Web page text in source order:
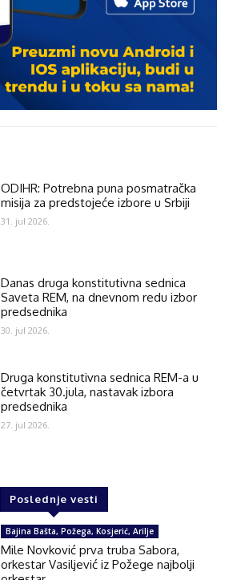
ODIHR: Potrebna puna posmatračka
misija za predstojeće izbore u Srbiji
31. jul 2026.
Danas druga konstitutivna sednica
Saveta REM, na dnevnom redu izbor
predsednika
30. jul 2026.
Druga konstitutivna sednica REM-a u
četvrtak 30.jula, nastavak izbora
predsednika
27. jul 2026.
Poslednje vesti
Bajina Bašta, Požega, Kosjerić, Arilje
Mile Novković prva truba Sabora,
orkestar Vasiljević iz Požege najbolji